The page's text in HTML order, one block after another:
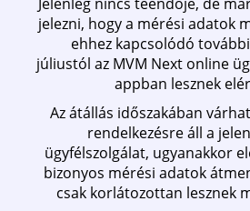
jelezni, hogy a mérési adatok
ehhez kapcsolódó
júliustól az MVM Next online
appban lesznek
Az átállás időszakában
rendelkezésre áll a
ügyfélszolgálat, ugyanakkor
bizonyos mérési adatok
csak korlátozottan lesznek